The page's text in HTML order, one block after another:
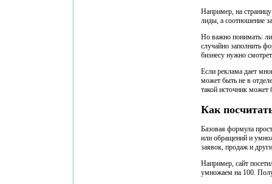
Например, на
лиды, а соотношение
Но важно понимать:
случайно заполнить
бизнесу нужно
Если реклама дает
может быть не в
такой источник может
Как
Базовая формула
или обращений и
заявок, продаж и
Например, сайт
умножаем на 100.